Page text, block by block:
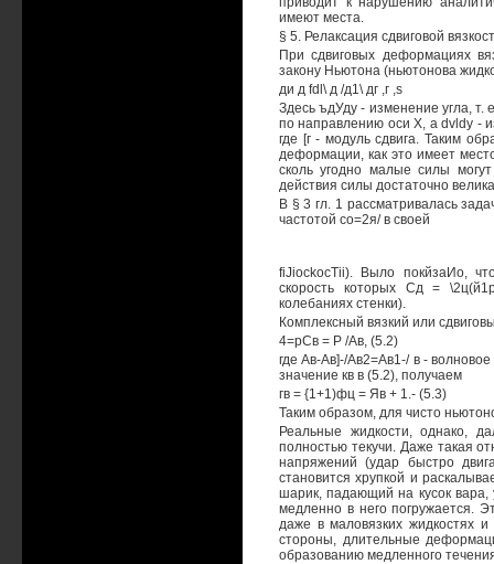
имеют места.
§ 5. Релаксация сдвиговой
При сдвиговых деформациях
закону Ньютона (ньютонова
ди д fdl\ д /д1\ дг ,г ,s
Здесь ъдУду - изменение угла,
по направлению оси X, а dvldy -
где [г - модуль сдвига. Таким
деформации, как это имеет
сколь угодно малые силы
действия силы достаточно
В § 3 гл. 1 рассматривалась
частотой со=2я/ в своей
fiJiockocTii). Выло покйзаИо,
скорость которых Сд =
колебаниях стенки).
Комплексный вязкий или
4=рСв = Р /Ав, (5.2)
где Ав-Ав]-/Ав2=Ав1-/ в -
значение кв в (5.2), получаем
гв = {1+1)фц = Яв + 1.- (5.3)
Таким образом, для чисто
Реальные жидкости, однако,
полностью текучи. Даже такая
напряжений (удар быстро
становится хрупкой и
шарик, падающий на кусок вара,
медленно в него погружается.
даже в маловязких жидкостях
стороны, длительные
образованию медленного